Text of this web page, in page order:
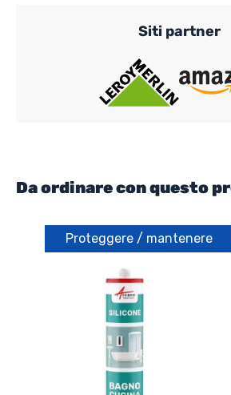
Siti partner
Da ordinare con questo
Proteggere / mantenere